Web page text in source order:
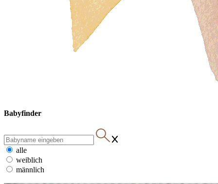
Babyfinder
alle
weiblich
männlich